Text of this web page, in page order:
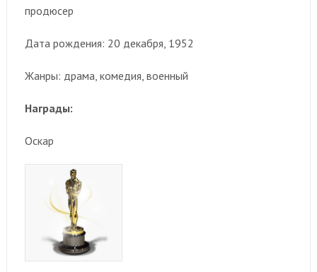
продюсер
Дата рождения: 20 декабря, 1952
Жанры: драма, комедия, военный
Награды:
Оскар